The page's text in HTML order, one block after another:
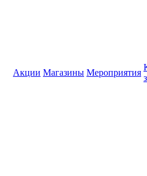
Акции Магазины Мероприятия